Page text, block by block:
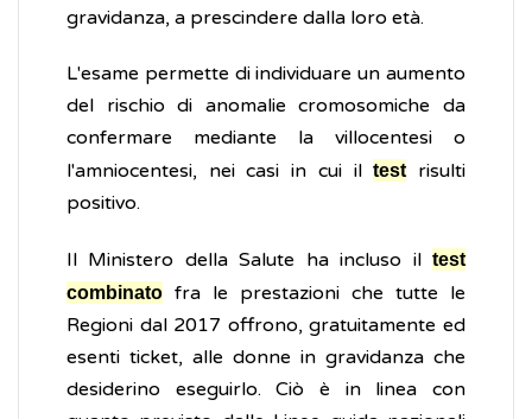
gravidanza, a prescindere dalla loro età.
L'esame permette di individuare un aumento
del rischio di anomalie cromosomiche da
confermare mediante la villocentesi o
l'amniocentesi, nei casi in cui iltestrisulti
positivo.
Il Ministero della Salute ha incluso il test
combinato fra le prestazioni che tutte le
Regioni dal 2017 offrono, gratuitamente ed
esenti ticket, alle donne in gravidanza che
desiderino eseguirlo. Ciò è in linea con